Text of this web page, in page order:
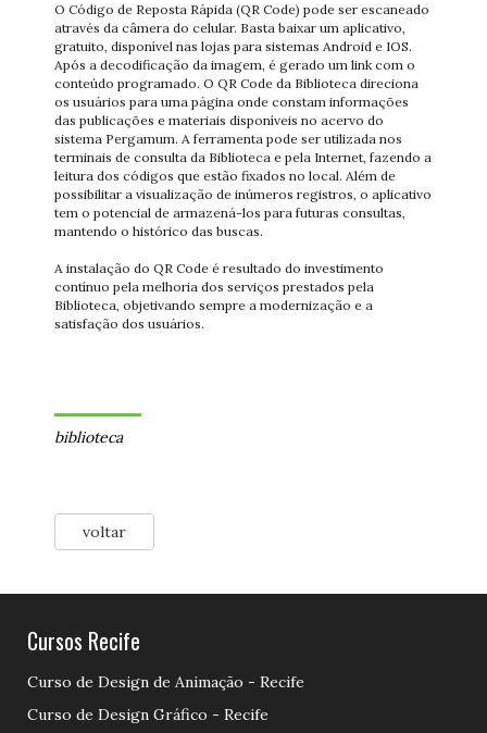
O Código de Reposta Rápida (QR Code) pode ser escaneado
através da câmera do celular. Basta baixar um aplicativo,
gratuito, disponível nas lojas para sistemas Android e IOS.
Após a decodificação da imagem, é gerado um link com o
conteúdo programado. O QR Code da Biblioteca direciona
os usuários para uma página onde constam informações
das publicações e materiais disponíveis no acervo do
sistema Pergamum. A ferramenta pode ser utilizada nos
terminais de consulta da Biblioteca e pela Internet, fazendo a
leitura dos códigos que estão fixados no local. Além de
possibilitar a visualização de inúmeros registros, o aplicativo
tem o potencial de armazená-los para futuras consultas,
mantendo o histórico das buscas.
A instalação do QR Code é resultado do investimento
contínuo pela melhoria dos serviços prestados pela
Biblioteca, objetivando sempre a modernização e a
satisfação dos usuários.
biblioteca
voltar
Cursos Recife
Curso de Design de Animação - Recife
Curso de Design Gráfico - Recife